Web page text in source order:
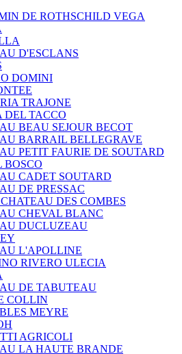
DE ROTHSCHILD VEGA
D'ESCLANS
DOMINI
TRAJONE
DEL TACCO
BEAU SEJOUR BECOT
BARRAIL BELLEGRAVE
PETIT FAURIE DE SOUTARD
BOSCO
CADET SOUTARD
DE PRESSAC
DES COMBES
CHEVAL BLANC
DUCLUZEAU
L'APOLLINE
RIVERO ULECIA
DE TABUTEAU
COLLIN
MEYRE
AGRICOLI
LA HAUTE BRANDE